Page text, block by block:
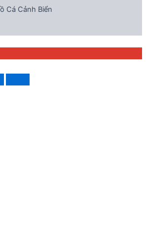
Cá Cảnh Biển